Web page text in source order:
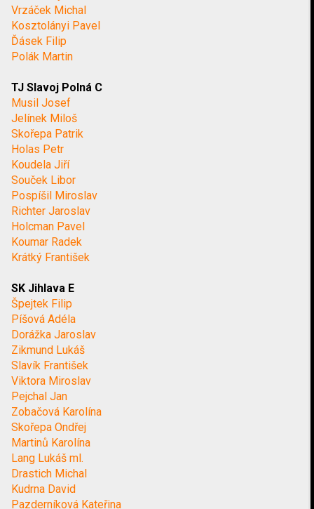
Vrzáček Michal
Kosztolányi Pavel
Ďásek Filip
Polák Martin
TJ Slavoj Polná C
Musil Josef
Jelínek Miloš
Skořepa Patrik
Holas Petr
Koudela Jiří
Souček Libor
Pospíšil Miroslav
Richter Jaroslav
Holcman Pavel
Koumar Radek
Krátký František
SK Jihlava E
Špejtek Filip
Píšová Adéla
Dorážka Jaroslav
Zikmund Lukáš
Slavík František
Viktora Miroslav
Pejchal Jan
Zobačová Karolína
Skořepa Ondřej
Martinů Karolína
Lang Lukáš ml.
Drastich Michal
Kudrna David
Pazderníková Kateřina